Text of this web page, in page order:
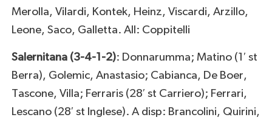
Merolla, Vilardi, Kontek, Heinz, Viscardi, Arzillo,
Leone, Saco, Galletta. All: Coppitelli
Salernitana (3-4-1-2): Donnarumma; Matino (1′ st
Berra), Golemic, Anastasio; Cabianca, De Boer,
Tascone, Villa; Ferraris (28′ st Carriero); Ferrari,
Lescano (28′ st Inglese). A disp: Brancolini, Quirini,